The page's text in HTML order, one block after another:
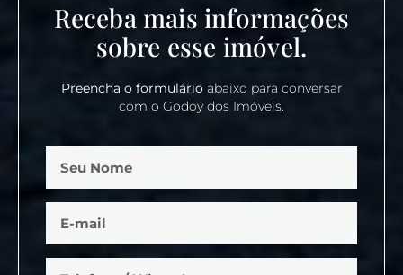
Receba mais informações
sobre esse imóvel.
Preencha o formulárioabaixo para conversar
com o Godoy dos Imóveis.